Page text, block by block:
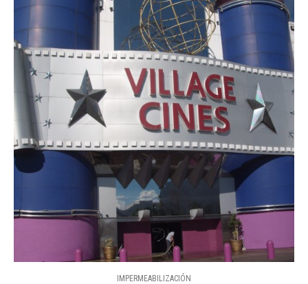
IMPERMEABILIZACIÓN